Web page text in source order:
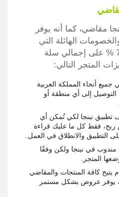
مقاضي، كما أنه يوفر
الهائلة التي
تصل إلى ما يزيد عن 70 % على إجمالي سلة
المتجر التالي:
جميع أنحاء المملكة العربية
التوصيل إلى أي منطقة أو
تطبيق نينجا لكي تُمكن أي
فقط كل ما عليك قراءة
والانطلاق في العمل.
مندوب في نينجا ولكن وفقًا
المتجر.
يتيح كافة المنتجات والمقاضي
يوفر عروض بشكل مستمر